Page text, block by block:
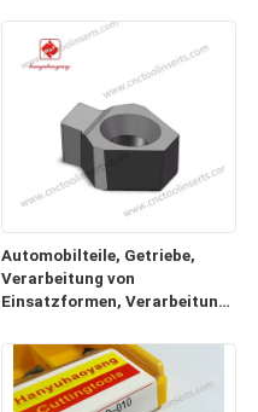
Verzahnungsfräs-
Wendeplatten
Automobilteile, Getriebe,
Verarbeitung von
Einsatzformen, Verarbeitung
HYLV1405-5.1